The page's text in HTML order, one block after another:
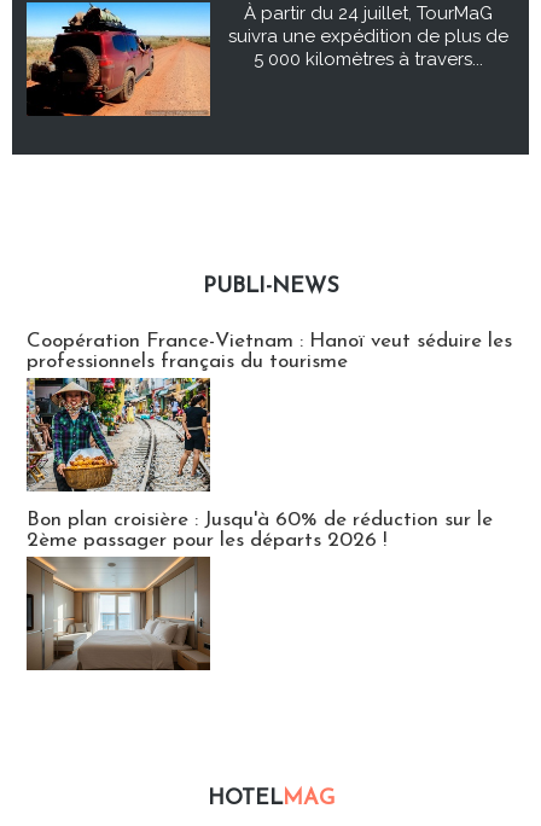
À partir du 24 juillet, TourMaG
suivra une expédition de plus de
5 000 kilomètres à travers...
PUBLI-NEWS
Coopération France-Vietnam : Hanoï veut séduire les
professionnels français du tourisme
Bon plan croisière : Jusqu'à 60% de réduction sur le
2ème passager pour les départs 2026 !
HOTELMAG